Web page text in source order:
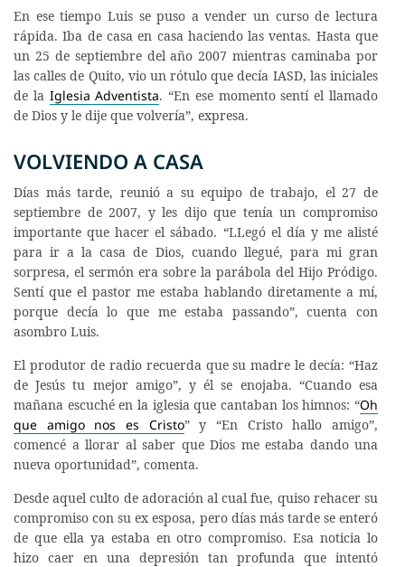
En ese tiempo Luis se puso a vender un curso de lectura
rápida. Iba de casa en casa haciendo las ventas. Hasta que
un 25 de septiembre del año 2007 mientras caminaba por
las calles de Quito, vio un rótulo que decía IASD, las iniciales
de la Iglesia Adventista. “En ese momento sentí el llamado
de Dios y le dije que volvería”, expresa.
VOLVIENDO A CASA
Días más tarde, reunió a su equipo de trabajo, el 27 de
septiembre de 2007, y les dijo que tenía un compromiso
importante que hacer el sábado. “LLegó el día y me alisté
para ir a la casa de Dios, cuando llegué, para mi gran
sorpresa, el sermón era sobre la parábola del Hijo Pródigo.
Sentí que el pastor me estaba hablando diretamente a mí,
porque decía lo que me estaba passando”, cuenta con
asombro Luis.
El produtor de radio recuerda que su madre le decía: “Haz
de Jesús tu mejor amigo”, y él se enojaba. “Cuando esa
mañana escuché en la iglesia que cantaban los himnos: “Oh
que amigo nos es Cristo” y “En Cristo hallo amigo”,
comencé a llorar al saber que Dios me estaba dando una
nueva oportunidad”, comenta.
Desde aquel culto de adoración al cual fue, quiso rehacer su
compromiso con su ex esposa, pero días más tarde se enteró
de que ella ya estaba en otro compromiso. Esa noticia lo
hizo caer en una depresión tan profunda que intentó